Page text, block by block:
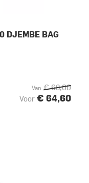
DJEMBE BAG
Van € 68,00
Voor € 64,60